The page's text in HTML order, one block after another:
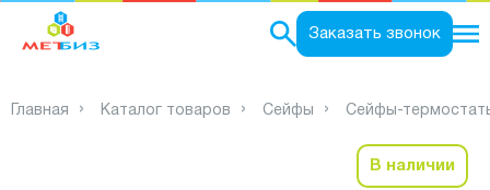
Заказать звонок
Главная Каталог товаров Сейфы Сейфы-
В наличии